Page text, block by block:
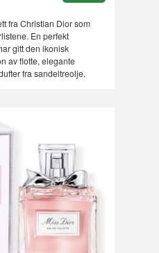
fra Christian Dior som
En perfekt
gitt den ikonisk
av flotte, elegante
fra sandeltreolje.